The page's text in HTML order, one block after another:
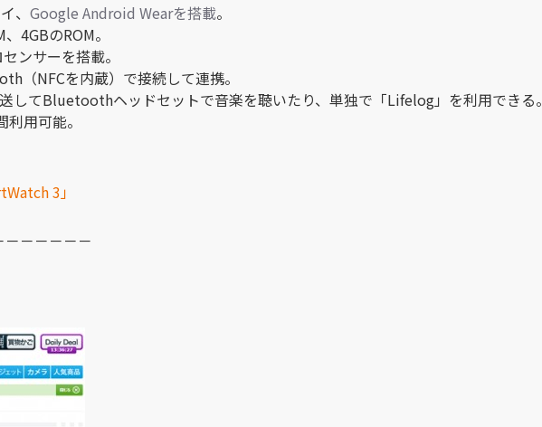
、 Google Android Wearを搭載。
4GBのROM。
ンサーを搭載。
（NFCを内蔵）で接続して連携。
してBluetoothヘッドセットで音楽を聴いたり、単独で「Lifelog」を利用できる。
用可能。
3」
－－－－－